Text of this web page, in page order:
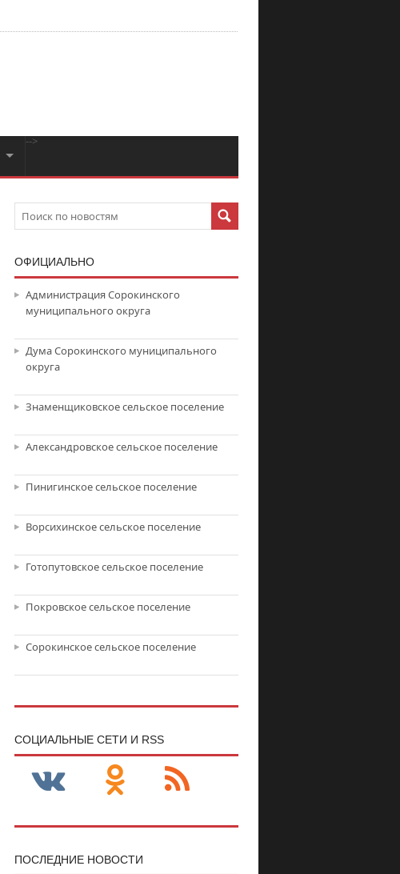
-->
ОФИЦИАЛЬНО
Администрация Сорокинского
муниципального округа
Дума Сорокинского муниципального
округа
Знаменщиковское сельское поселение
Александровское сельское поселение
Пинигинское сельское поселение
Ворсихинское сельское поселение
Готопутовское сельское поселение
Покровское сельское поселение
Сорокинское сельское поселение
CОЦИАЛЬНЫЕ СЕТИ И RSS
ПОСЛЕДНИЕ НОВОСТИ